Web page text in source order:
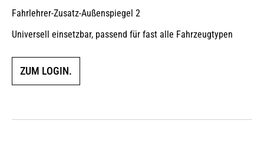
Fahrlehrer-Zusatz-Außenspiegel 2
Universell einsetzbar, passend für fast alle Fahrzeugtypen
ZUM LOGIN.